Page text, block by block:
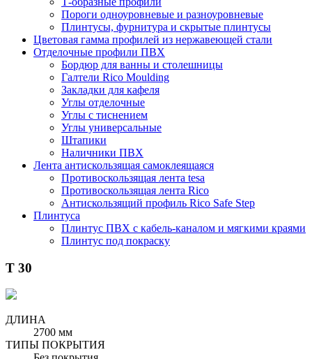
Пороги одноуровневые и разноуровневые
Плинтусы, фурнитура и скрытые плинтусы
Цветовая гамма профилей из нержавеющей стали
Отделочные профили ПВХ
Бордюр для ванны и столешницы
Галтели Rico Moulding
Закладки для кафеля
Углы отделочные
Углы с тиснением
Углы универсальные
Штапики
Наличники ПВХ
Лента антискользящая самоклеящаяся
Противоскользящая лента tesa
Противоскользящая лента Rico
Антискользящий профиль Rico Safe Step
Плинтуса
Плинтус ПВХ с кабель-каналом и мягкими краями
Плинтус под покраску
Т 30
ДЛИНА
2700 мм
ТИПЫ ПОКРЫТИЯ